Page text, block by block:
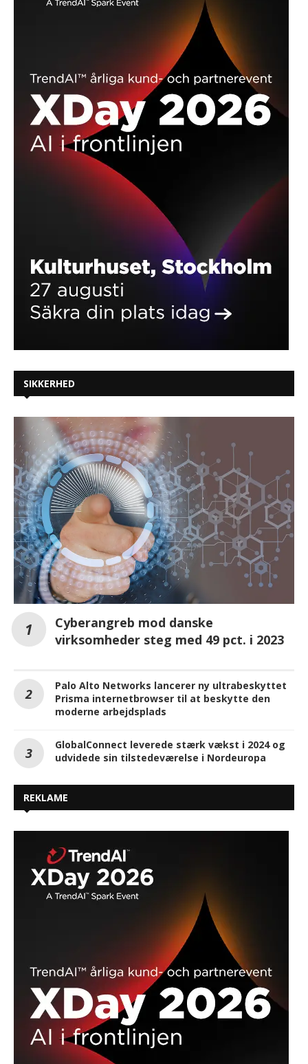
SIKKERHED
Cyberangreb mod danske
virksomheder steg med 49 pct. i 2023
Palo Alto Networks lancerer ny ultrabeskyttet
Prisma internetbrowser til at beskytte den
moderne arbejdsplads
GlobalConnect leverede stærk vækst i 2024 og
udvidede sin tilstedeværelse i Nordeuropa
REKLAME